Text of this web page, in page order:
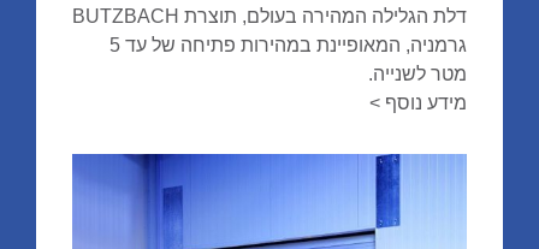
דלת הגלילה המהירה בעולם, תוצרת BUTZBACH
גרמניה, המאופיינת במהירות פתיחה של עד 5
מטר לשנייה.
מידע נוסף >